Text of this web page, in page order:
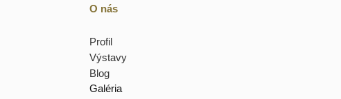
O nás
Profil
Výstavy
Blog
Galéria